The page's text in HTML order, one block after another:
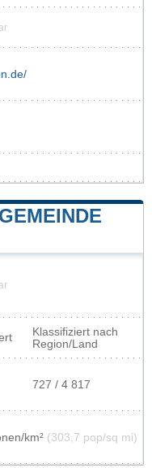
Klassifiziert nach
Region/Land
727 / 4 817
km² (303,7 pop/sq mi)